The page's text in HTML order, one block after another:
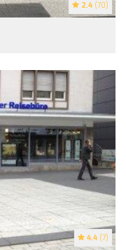
2.4 (70)
4.4 (7)